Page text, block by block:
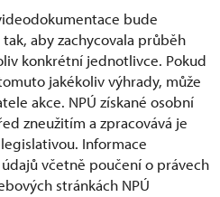
bude
aby zachycovala průběh
konkrétní jednotlivce. Pokud
jakékoliv výhrady, může
akce. NPÚ získané osobní
zneužitím a zpracovává je
Informace
včetně poučení o právech
stránkách NPÚ